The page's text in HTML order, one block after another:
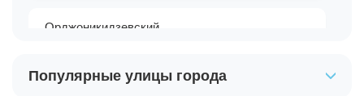
Орджоникидзевский
Чкаловский
Популярные улицы города